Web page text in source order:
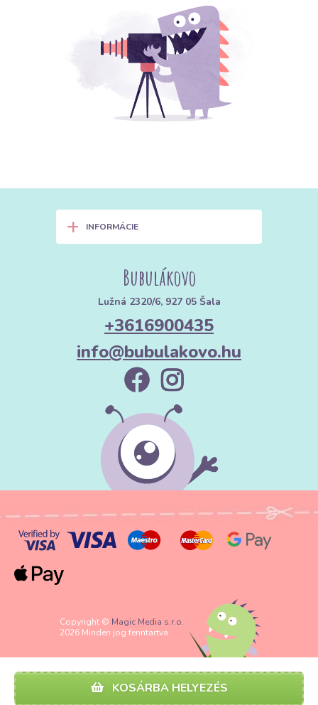
KOSÁRBA HELYEZÉS
+ INFORMÁCIE
Bubulákovo
Lužná 2320/6, 927 05 Šala
+3616900435
info@bubulakovo.hu
Copyright © Magic Media s.r.o.
2026 Minden jog fenntartva